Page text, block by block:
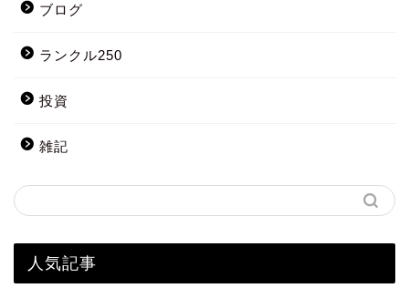
ブログ
ランクル250
投資
雑記
人気記事